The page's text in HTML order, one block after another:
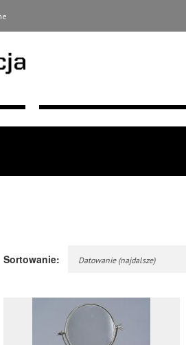
Sortowanie: Datowanie (najdalsze)